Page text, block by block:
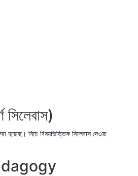
হয়েছে। নিচে বিষয়ভিত্তিক সিলেবাস দেওয়া